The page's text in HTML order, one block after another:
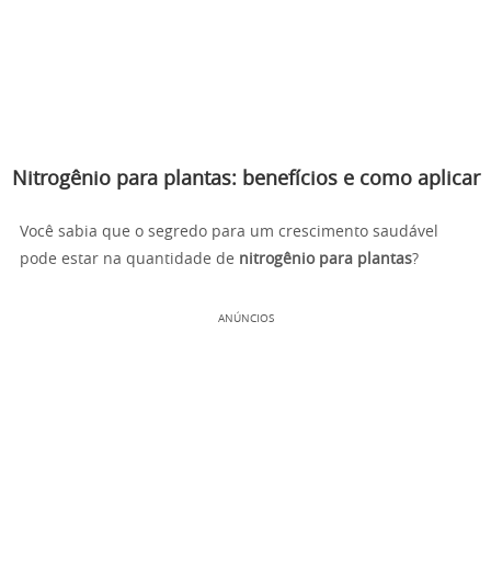
Nitrogênio para plantas: benefícios e como aplicar
Você sabia que o segredo para um crescimento saudável
pode estar na quantidade de nitrogênio para plantas?
ANÚNCIOS